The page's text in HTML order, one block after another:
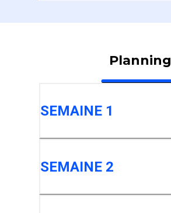
Planning
SEMAINE 1
SEMAINE 2